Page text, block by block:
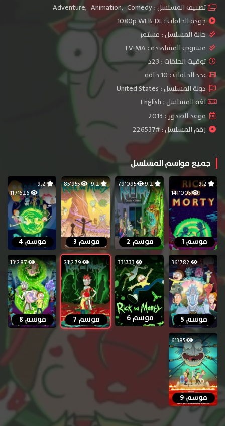
تصنيف المسلسل : Adventure, Animation, Comedy
جودة الحلقات :1080p WEB-DL
حالة المسلسل : مستمر
مستوي المشاهدة :TV-MA
توقيت الحلقات : 23د
عدد الحلقات : 10 حلقة
دولة المسلسل : United States
لغة المسلسل : English
موعد الصدور : 2013
رقم المسلسل : #226537
جميع مواسم المسلسل
141٬005
موسم 1
9.2 79٬095
موسم 2
9.2 85٬955
موسم 3
9.2
117٬626
موسم 4
36٬782
موسم 5 موسم 6
21٬279
موسم 7
13٬287
موسم 8
6٬385
موسم 9